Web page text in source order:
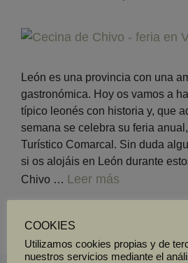
León es una provincia con una
gastronómica. Hoy os vamos a
típico leonés con historia y, que
semana se celebra su feria
Turístico Comarcal. Sin duda
si os alojáis en León durante
Chivo … Leer más
Gastronomía en León
COOKIES
Utilizamos cookies propias y de
nuestros servicios mediante el